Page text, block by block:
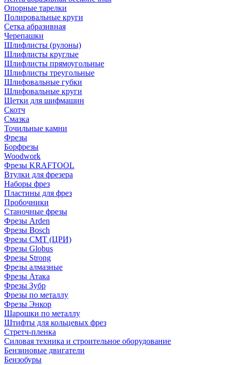
Опорные тарелки
Полировальные круги
Сетка абразивная
Черепашки
Шлифлисты (рулоны)
Шлифлисты круглые
Шлифлисты прямоугольные
Шлифлисты треугольные
Шлифовальные губки
Шлифовальные круги
Щетки для шифмашин
Скотч
Смазка
Точильные камни
Фрезы
Борфрезы
Woodwork
Фрезы KRAFTOOL
Втулки для фрезера
Наборы фрез
Пластины для фрез
Пробочники
Станочные фрезы
Фрезы Arden
Фрезы Bosch
Фрезы CMT (ЦРИ)
Фрезы Globus
Фрезы Strong
Фрезы алмазные
Фрезы Атака
Фрезы Зубр
Фрезы по металлу
Фрезы Энкор
Шарошки по металлу
Штифты для кольцевых фрез
Стретч-пленка
Силовая техника и строительное оборудование
Бензиновые двигатели
Бензобуры